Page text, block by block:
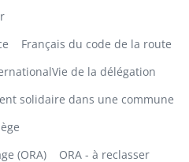
Français du code de la route
de la délégation
solidaire dans une commune
(ORA)
ORA - à reclasser